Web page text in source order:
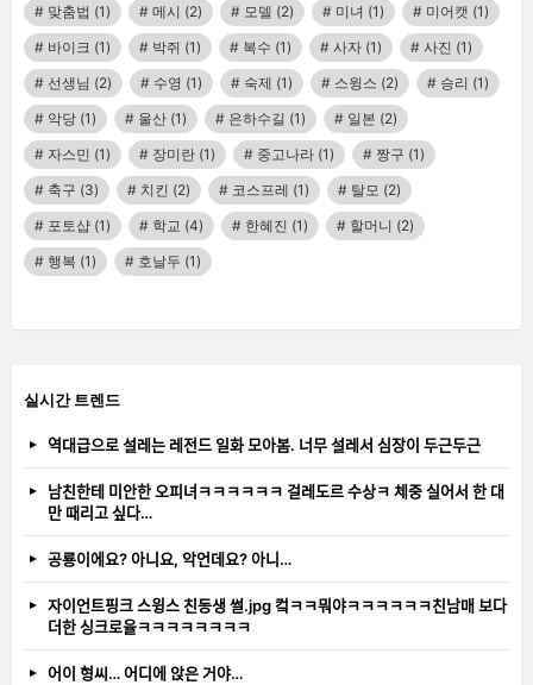
맞춤법 (1) 메시 (2) 모델 (2) 미녀 (1) 미어캣 (1)
바이크 (1) 박쥐 (1) 복수 (1) 사자 (1) 사진 (1)
선생님 (2) 수영 (1) 숙제 (1) 스윙스 (2) 승리 (1)
악당 (1) 울산 (1) 은하수길 (1) 일본 (2)
자스민 (1) 장미란 (1) 중고나라 (1) 짱구 (1)
축구 (3) 치킨 (2) 코스프레 (1) 탈모 (2)
포토샵 (1) 학교 (4) 한혜진 (1) 할머니 (2)
행복 (1) 호날두 (1)
실시간 트렌드
역대급으로 설레는 레전드 일화 모아봄. 너무 설레서 심장이 두근두근
남친한테 미안한 오피녀ㅋㅋㅋㅋㅋㅋ 걸레도르 수상ㅋ 체중 실어서 한 대
만 때리고 싶다…
공룡이에요? 아니요, 악언데요? 아니…
자이언트핑크 스윙스 친동생 썰.jpg 컼ㅋㅋ뭐야ㅋㅋㅋㅋㅋㅋ친남매 보다
더한 싱크로율ㅋㅋㅋㅋㅋㅋㅋㅋ
어이 형씨… 어디에 앉은 거야…